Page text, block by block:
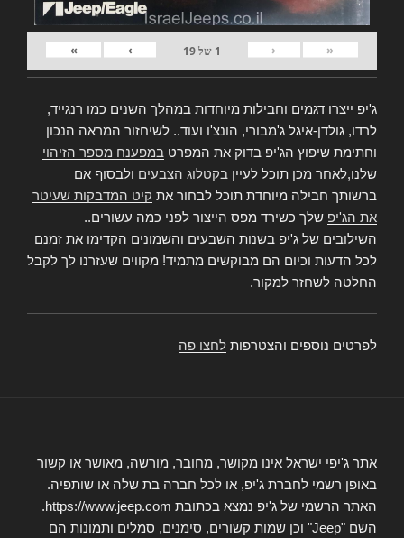
«
‹
1 של19
›
»
ג'יפ ייצרו דגמים וחבילות מיוחדות במהלך השנים כמו רנגייד,
לרדו, גולדן-איגל ג'מבורי, הונצ'ו ועוד.. לשיחזור המראה הנכון
וחתימת שיפוץ הג'יפ בדוק את המפרט במפענח מספר הזיהוי
שלנו,לאחר מכן תוכל לעיין בקטלוג הצבעים ולבסוף אם
ברשותך חבילה מיוחדת תוכל לבחור את קיט המדבקות שעיטר
את הג'יפ שלך כשירד מפס הייצור לפני כמה עשורים..
השילובים של ג'יפ בשנות השבעים והשמונים הקדימו את זמנם
לכל הדעות וכיום הם מבוקשים מתמיד! מקווים שעזרנו לך לקבל
החלטה לשחזר למקור.
לפרטים נוספים והצטרפות לחצו פה
אתר ג'יפי ישראל אינו מקושר, מחובר, מורשה, מאושר או קשור
באופן רשמי לחברת ג'יפ, או לכל חברה בת שלה או שותפיה.
האתר הרשמי של ג'יפ נמצא בכתובת https://www.jeep.com.
השם "Jeep" וכן שמות קשורים, סימנים, סמלים ותמונות הם